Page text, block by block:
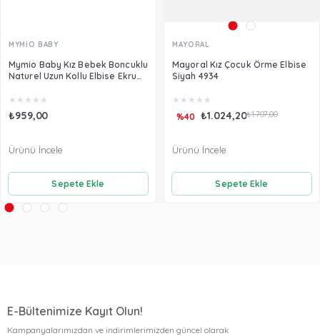
MYMİO BABY
Mymio Baby Kız Bebek Boncuklu
Naturel Uzun Kollu Elbise Ekru
★ ★ ★ ★ ★
₺959,00
Sepete Ekle
Ürünü İncele
MAYORAL
Mayoral Kız Çocuk Örme Elbise
Siyah 4934
★ ★ ★ ★ ★
₺1.024,20₺1.707,00
%40
Sepete Ekle
Ürünü İncele
E-Bültenimize Kayıt Olun!
Kampanyalarımızdan ve indirimlerimizden güncel olarak